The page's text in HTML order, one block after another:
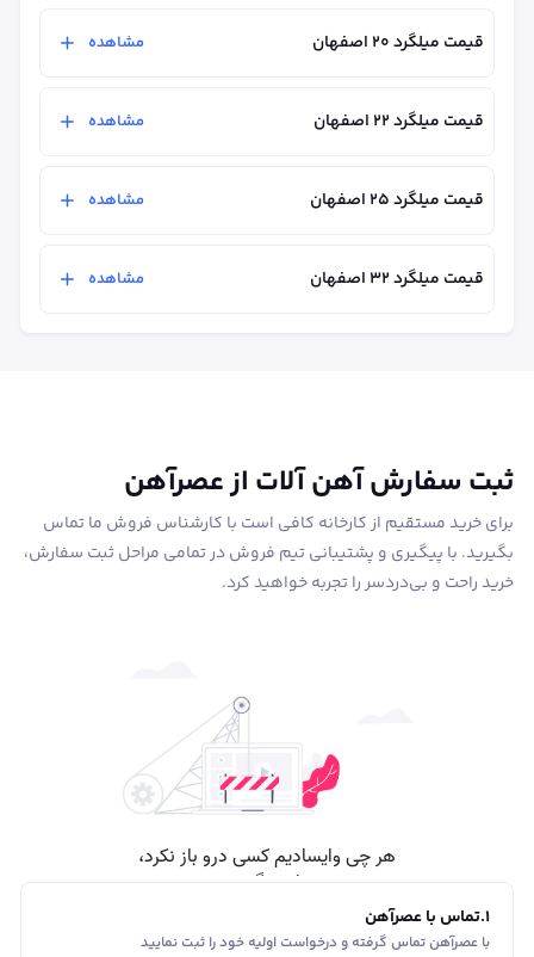
قیمت میلگرد ۲۰ اصفهان مشاهده
قیمت میلگرد ۲۲ اصفهان مشاهده
قیمت میلگرد ۲۵ اصفهان مشاهده
قیمت میلگرد ۳۲ اصفهان مشاهده
ثبت سفارش آهن آلات از عصرآهن
برای خرید مستقیم از کارخانه کافی است با کارشناس فروش ما تماس
بگیرید. با پیگیری و پشتیبانی تیم فروش در تمامی مراحل ثبت سفارش،
خرید راحت و بی‌دردسر را تجربه خواهید کرد.
1
.تماس با عصرآهن
با عصرآهن تماس گرفته و درخواست اولیه خود را ثبت نمایید